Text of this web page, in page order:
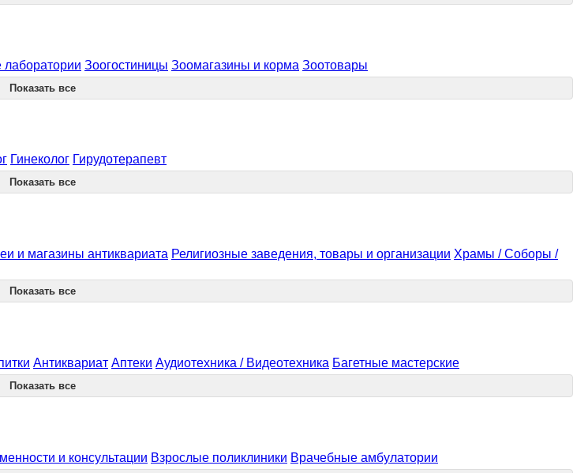
Зоогостиницы Зоомагазины и корма Зоотовары
Показать все
Гинеколог Гирудотерапевт
Показать все
и магазины антиквариата Религиозные заведения, товары и организации Храмы / Соборы /
Показать все
Антиквариат Аптеки Аудиотехника / Видеотехника Багетные мастерские
Показать все
и консультации Взрослые поликлиники Врачебные амбулатории